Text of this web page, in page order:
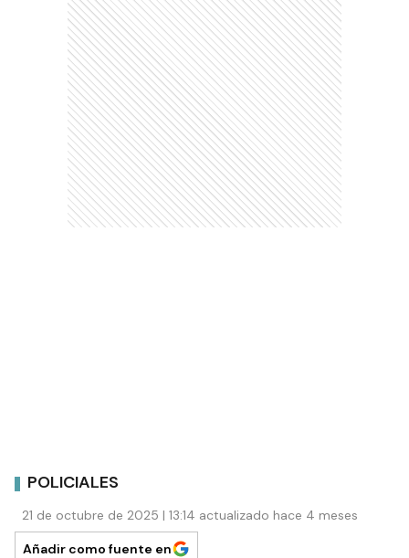
POLICIALES
21 de octubre de 2025 | 13:14 actualizado hace 4 meses
Añadir como fuente en